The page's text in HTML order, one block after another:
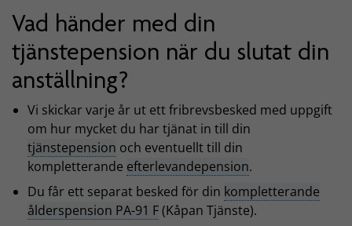
Vad händer med din
tjänstepension när du slutat din
anställning?
Vi skickar varje år ut ett fribrevsbesked med uppgift
om hur mycket du har tjänat in till din
tjänstepension och eventuellt till din
kompletterande efterlevandepension.
Du får ett separat besked för din kompletterande
ålderspension PA-91 F(Kåpan Tjänste).